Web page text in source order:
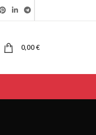
0,00€